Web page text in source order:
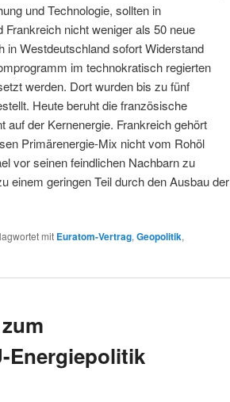
und Technologie, sollten in
nicht weniger als 50 neue
in Westdeutschland sofort Widerstand
im technokratisch regierten
werden. Dort wurden bis zu fünf
Heute beruht die französische
auf der Kernenergie. Frankreich gehört
Primärenergie-Mix nicht vom Rohöl
vor seinen feindlichen Nachbarn zu
einem geringen Teil durch den Ausbau der
mit Euratom-Vertrag, Geopolitik,
Energiepolitik